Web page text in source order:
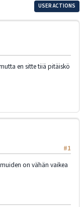
USER ACTIONS
en sitte tiiä pitäiskö
#1
on vähän vaikea